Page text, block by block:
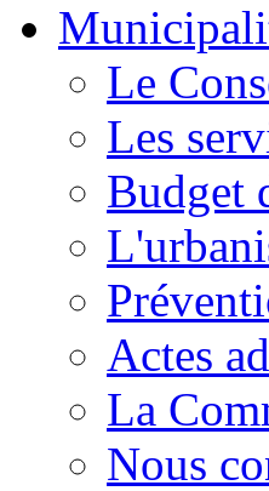
Le
Les
Budget
Actes
La
Nous